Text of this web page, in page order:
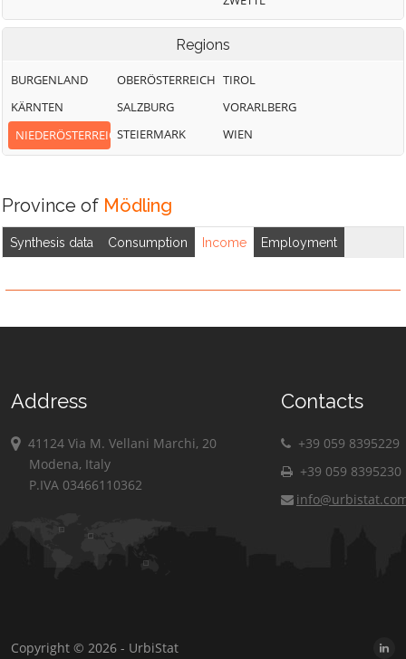
Regions
BURGENLAND
KÄRNTEN
NIEDERÖSTERREICH
OBERÖSTERREICH
SALZBURG
STEIERMARK
TIROL
VORARLBERG
WIEN
Province of Mödling
Synthesis data Consumption Income Employment
Address
41124 Via M. Vellani Marchi, 20
Modena, Italy
P.IVA 03466110362
Contacts
+39 059 8395229
+39 059 8395230
Copyright © 2026 - UrbiStat